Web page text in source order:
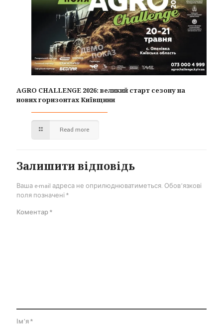
AGRO CHALLENGE 2026: великий старт сезону на
нових горизонтах Київщини
Read more
Залишити відповідь
Ваша e-mail адреса не оприлюднюватиметься. Обов’язкові
поля позначені *
Коментар*
Ім'я*